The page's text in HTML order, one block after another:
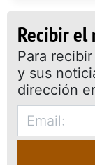
Recibir el
Para
y sus
dirección